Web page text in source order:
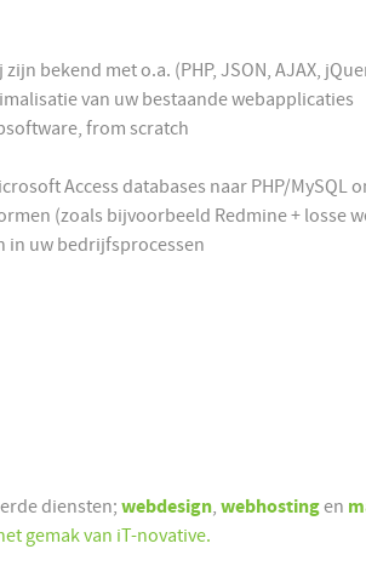
bekend met o.a. (PHP, JSON, AJAX,
van uw bestaande webapplicaties
from scratch
Access databases naar PHP/MySQL
(zoals bijvoorbeeld Redmine + losse
in uw bedrijfsprocessen
diensten; webdesign, webhostingen
gemak van iT-novative.